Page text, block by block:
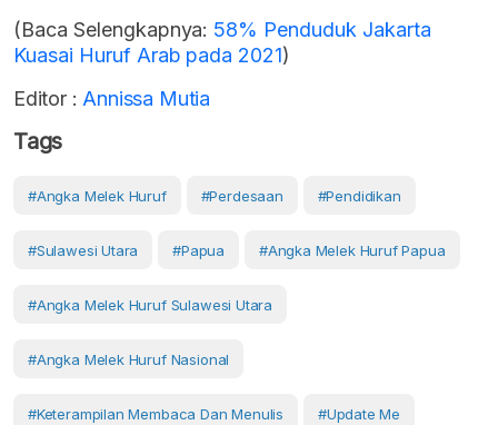
(Baca Selengkapnya: 58% Penduduk Jakarta
Kuasai Huruf Arab pada 2021)
Editor : Annissa Mutia
Tags
#Angka Melek Huruf #Perdesaan #Pendidikan
#Sulawesi Utara #Papua #angka Melek Huruf Papua
#angka Melek Huruf Sulawesi Utara
#angka Melek Huruf Nasional
#keterampilan Membaca Dan Menulis #Update Me